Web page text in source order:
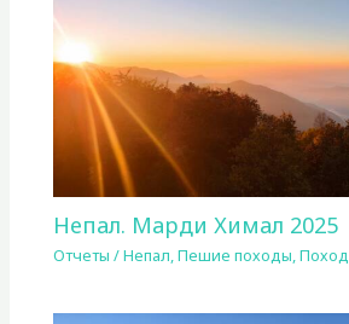
Непал. Марди Химал 2025
Отчеты /Непал,Пешие походы,Поход